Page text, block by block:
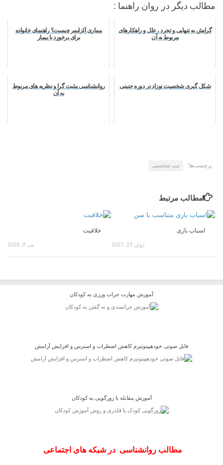
مطالب دیگر در روان راهنما :
گرایش به تنهایی و تجرد ، علل و راهکارهای
مربوط به آن
بیماری آلزایمر چیست؟ راهنمای خانواده
برای برخورد با بیمار
شکل گیری شخصیت نوزاد در دوره جنینی
روانشناسی مثبت گرا و نظریه های مربوط
به آن
برچسب‌ها: تیپ شخصیتی
مطالب مرتبط
خلاقیت
می 8, 2018
اسباب بازی
ژوئن 13, 2017
آموزش مقابله با زورگویی به کودکان
فایل صوتی خودهیپنوتیزم کاهش اضطراب و استرس و افزایش آرامش
آموزش مهارت جرات ورزی به کودکان
مطالب روانشناسی در شبکه های اجتماعی